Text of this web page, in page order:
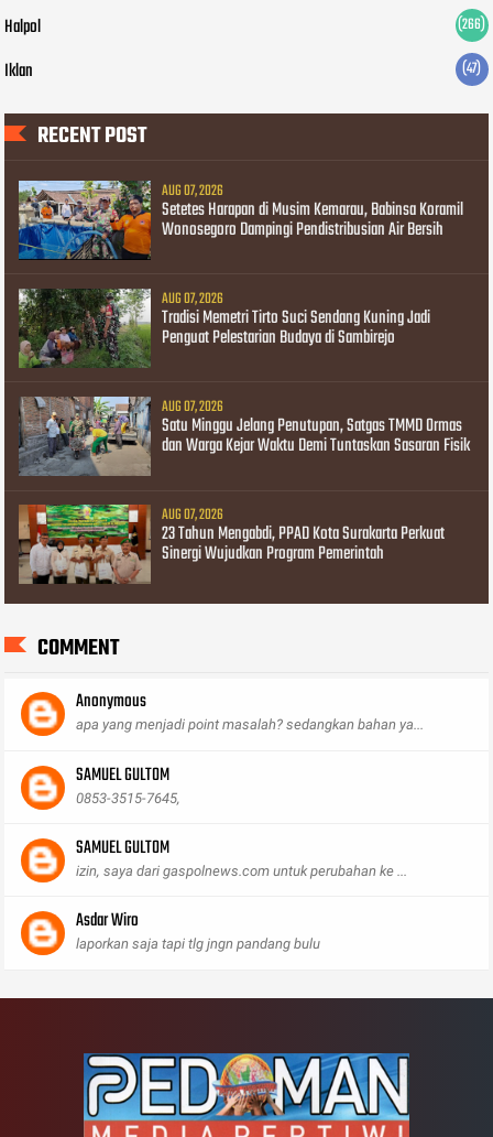
Halpol (266)
Iklan (47)
RECENT POST
AUG 07, 2026
Setetes Harapan di Musim Kemarau, Babinsa Koramil
Wonosegoro Dampingi Pendistribusian Air Bersih
AUG 07, 2026
Tradisi Memetri Tirto Suci Sendang Kuning Jadi
Penguat Pelestarian Budaya di Sambirejo
AUG 07, 2026
Satu Minggu Jelang Penutupan, Satgas TMMD Ormas
dan Warga Kejar Waktu Demi Tuntaskan Sasaran Fisik
AUG 07, 2026
23 Tahun Mengabdi, PPAD Kota Surakarta Perkuat
Sinergi Wujudkan Program Pemerintah
COMMENT
Anonymous
apa yang menjadi point masalah? sedangkan bahan ya...
SAMUEL GULTOM
0853-3515-7645,
SAMUEL GULTOM
izin, saya dari gaspolnews.com untuk perubahan ke ...
Asdar Wiro
laporkan saja tapi tlg jngn pandang bulu